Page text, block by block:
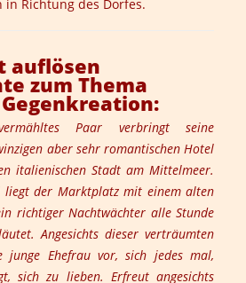
Richtung des Dorfes.
auflösen
zum Thema
Paar verbringt seine
aber sehr romantischen Hotel
italienischen Stadt am Mittelmeer.
liegt der Marktplatz mit einem alten
richtiger Nachtwächter alle Stunde
Angesichts dieser verträumten
junge Ehefrau vor, sich jedes mal,
sich zu lieben. Erfreut angesichts